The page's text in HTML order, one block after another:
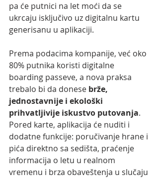
pa će putnici na let moći da se
ukrcaju isključivo uz digitalnu kartu
generisanu u aplikaciji.
Prema podacima kompanije, već oko
80% putnika koristi digitalne
boarding passeve, a nova praksa
trebalo bi da donese brže,
jednostavnije i ekološki
prihvatljivije iskustvo putovanja.
Pored karte, aplikacija će nuditi i
dodatne funkcije: poručivanje hrane i
pića direktno sa sedišta, praćenje
informacija o letu u realnom
vremenu i brza obaveštenja u slučaju